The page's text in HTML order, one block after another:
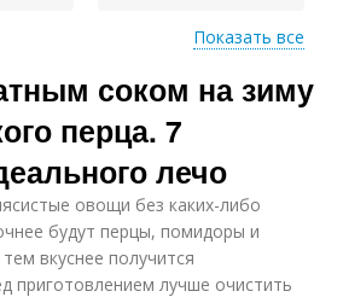
Лечо в томатном соке
Острое лечо
Показать все
соком на зиму
перца. 7
лечо
овощи без каких-либо
будут перцы, помидоры и
вкуснее получится
приготовлением лучше очистить